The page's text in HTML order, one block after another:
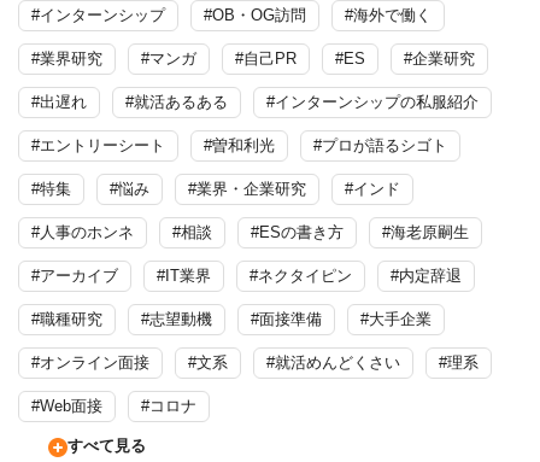
#インターンシップ #OB・OG訪問 #海外で働く
#業界研究 #マンガ #自己PR #ES #企業研究
#出遅れ #就活あるある #インターンシップの私服紹介
#エントリーシート #曽和利光 #プロが語るシゴト
#特集 #悩み #業界・企業研究 #インド
#人事のホンネ #相談 #ESの書き方 #海老原嗣生
#アーカイブ #IT業界 #ネクタイピン #内定辞退
#職種研究 #志望動機 #面接準備 #大手企業
#オンライン面接 #文系 #就活めんどくさい #理系
#Web面接 #コロナ
すべて見る